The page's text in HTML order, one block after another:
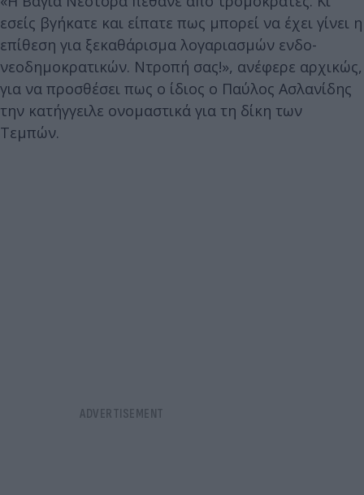
εσείς βγήκατε και είπατε πως μπορεί να έχει γίνει η
επίθεση για ξεκαθάρισμα λογαριασμών ενδο-
νεοδημοκρατικών. Ντροπή σας!», ανέφερε αρχικώς,
για να προσθέσει πως ο ίδιος ο Παύλος Ασλανίδης
την κατήγγειλε ονομαστικά για τη δίκη των
Τεμπών.